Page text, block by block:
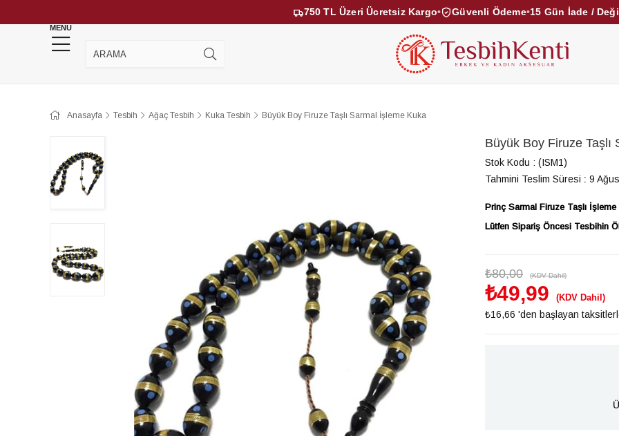
750 TL Üzeri Ücretsiz Kargo• Güvenli Ödeme•15 Gün İade /
MENU
KEHRİBAR TESBİHLER KUKA TESBİHLER
Anasayfa Tesbih Ağaç Tesbih Kuka Tesbih Büyük Boy Firuze Taşlı Sarmal İşleme Kuka
Büyük Boy Firuze Taşlı
Stok Kodu
(ISM1)
Tahmini Teslim Süresi : 9
Prinç Sarmal Firuze Taşlı
Lütfen Sipariş Öncesi Tesbihin
₺80,00 (KDV Dahil)
₺49,99 (KDV Dahil)
₺16,66 'den başlayan